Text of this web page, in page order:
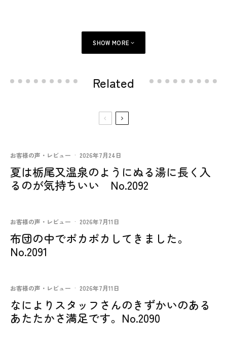
SHOW MORE
Related
お客様の声・レビュー · 2026年7月24日
夏は栃尾又温泉のようにぬる湯に長く入
るのが気持ちいい No.2092
お客様の声・レビュー · 2026年7月11日
布団の中でポカポカしてきました。
No.2091
お客様の声・レビュー · 2026年7月11日
なによりスタッフさんのきずかいのある
あたたかさ満足です。No.2090